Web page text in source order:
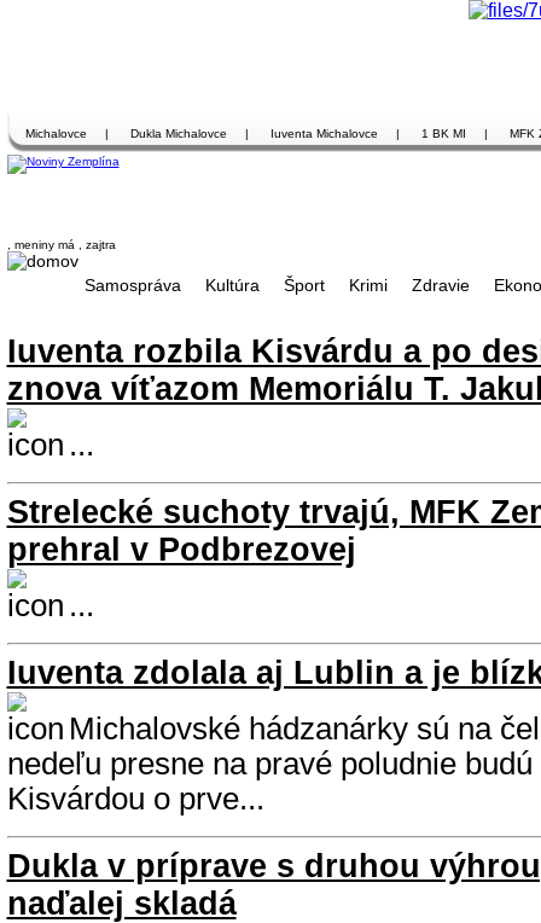
Michalovce | Dukla Michalovce | Iuventa Michalovce | 1 BK MI | MFK
, meniny má , zajtra
Samospráva Kultúra Šport Krimi Zdravie
Iuventa rozbila Kisvárdu a po
znova víťazom Memoriálu T.
...
Strelecké suchoty trvajú, MFK
prehral v Podbrezovej
...
Iuventa zdolala aj Lublin a je
Michalovské hádzanárky sú na
nedeľu presne na pravé poludnie
Kisvárdou o prve...
Dukla v príprave s druhou
naďalej skladá